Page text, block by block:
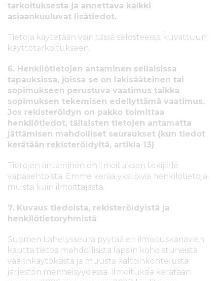
tarkoituksesta ja annettava kaikki
asiaankuuluvat lisätiedot.
Tietoja käytetään vain tässä selosteessa kuvattuun
käyttötarkoitukseen.
6. Henkilötietojen antaminen sellaisissa
tapauksissa, joissa se on lakisääteinen tai
sopimukseen perustuva vaatimus taikka
sopimuksen tekemisen edellyttämä vaatimus.
Jos rekisteröidyn on pakko toimittaa
henkilötiedot, tällaisten tietojen antamatta
jättämisen mahdolliset seuraukset (kun tiedot
kerätään rekisteröidyltä, artikla 13)
Tietojen antaminen on ilmoituksen tekijälle
vapaaehtoista. Emme kerää yksilöiviä henkilötietoja
muista kuin ilmoittajasta.
7. Kuvaus tiedoista, rekisteröidyistä ja
henkilötietoryhmistä
Suomen Lähetysseura pyytää eri ilmoituskanavien
kautta tietoa mahdollisista lapsiin kohdistuneista
väärinkäytöksistä ja muusta kaltoinkohtelusta
järjestön menneisyydessä. Ilmoituksia kerätään